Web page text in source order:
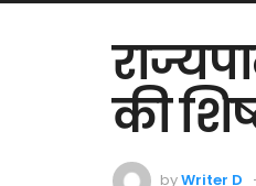
की
byWriter D